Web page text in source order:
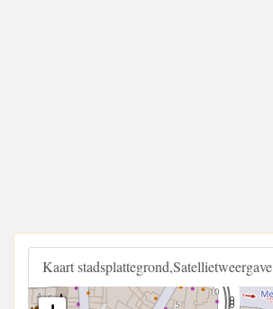
Kaart stadsplattegrond,Satellietweergave